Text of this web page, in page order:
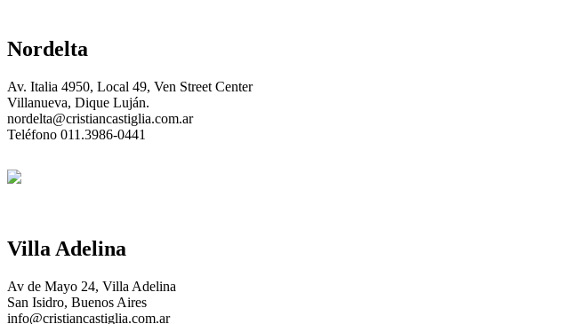
Nordelta
Av. Italia 4950, Local 49, Ven Street Center
Villanueva, Dique Luján.
nordelta@cristiancastiglia.com.ar
Teléfono 011.3986-0441
Villa Adelina
Av de Mayo 24, Villa Adelina
San Isidro, Buenos Aires
info@cristiancastiglia.com.ar